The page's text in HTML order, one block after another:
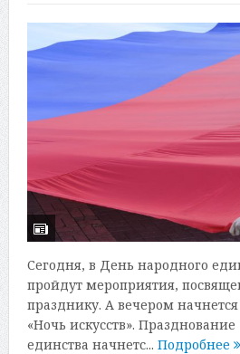
Сегодня, в День народного
пройдут мероприятия,
празднику. А вечером
«Ночь искусств».
единства начнетс... Подробнее